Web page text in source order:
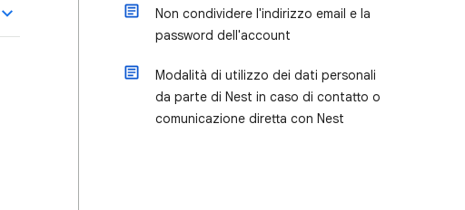
Non condividere l'indirizzo email e la
password dell'account
Modalità di utilizzo dei dati personali
da parte di Nest in caso di contatto o
comunicazione diretta con Nest